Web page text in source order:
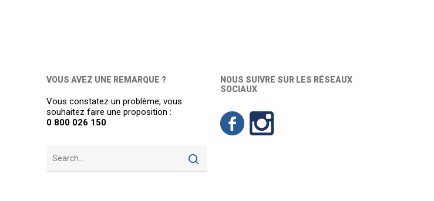
VOUS AVEZ UNE REMARQUE ?
Vous constatez un problème, vous
souhaitez faire une proposition :
0 800 026 150
NOUS SUIVRE SUR LES RÉSEAUX
SOCIAUX